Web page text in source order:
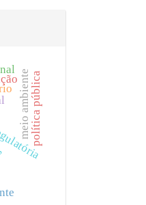
meio ambientepolítica pública